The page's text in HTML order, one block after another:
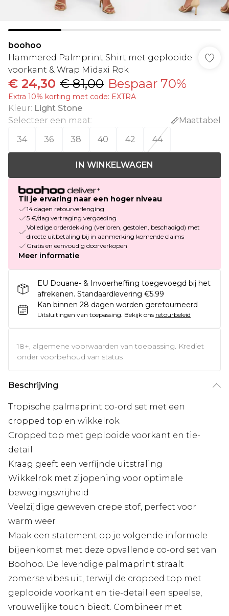
boohoo
Hammered Palmprint Shirt met geplooide
voorkant & Wrap Midaxi Rok
€ 24,30 € 81,00 Bespaar 70%
Extra 10% korting met code: EXTRA
Kleur: Light Stone
Selecteer een maat:
Maattabel
34
36 38 40 42 44
IN WINKELWAGEN
Til je ervaring naar een hoger niveau
14 dagen retourverlenging
5 €/dag vertraging vergoeding
Volledige orderdekking (verloren, gestolen, beschadigd) met
directe uitbetaling bij in aanmerking komende claims
Gratis en eenvoudig doorverkopen
Meer informatie
EU Douane- & Invoerheffing toegevoegd bij het
afrekenen. Standaardlevering €5.99
Kan binnen 28 dagen worden geretourneerd
Uitsluitingen van toepassing. Bekijk ons retourbeleid
18+, algemene voorwaarden van toepassing. Krediet
onder voorbehoud van status
Beschrijving
Tropische palmaprint co-ord set met een
cropped top en wikkelrok
Cropped top met geplooide voorkant en tie-
detail
Kraag geeft een verfijnde uitstraling
Wikkelrok met zijopening voor optimale
bewegingsvrijheid
Veelzijdige geweven crepe stof, perfect voor
warm weer
Maak een statement op je volgende informele
bijeenkomst met deze opvallende co-ord set van
Boohoo. De levendige palmaprint straalt
zomerse vibes uit, terwijl de cropped top met
geplooide voorkant en tie-detail een speelse,
vrouwelijke touch biedt. Combineer met